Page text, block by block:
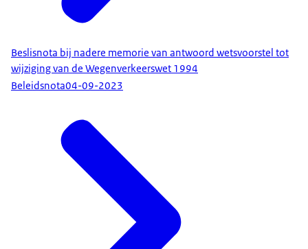
Beslisnota bij nadere memorie van antwoord wetsvoorstel tot
wijziging van de Wegenverkeerswet 1994
Beleidsnota04-09-2023